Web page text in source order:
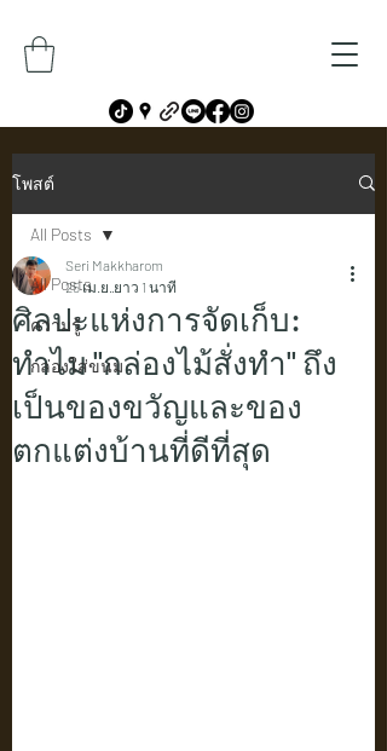
โพสต์
All Posts
ความรู้
กล่องใส่ขนม
All Posts
ศิลปะแห่งการจัดเก็บ:
ทำไม "กล่องไม้สั่งทำ" ถึง
เป็นของขวัญและของ
ตกแต่งบ้านที่ดีที่สุด
Seri Makkharom
25 เม.ย. ยาว 1 นาที